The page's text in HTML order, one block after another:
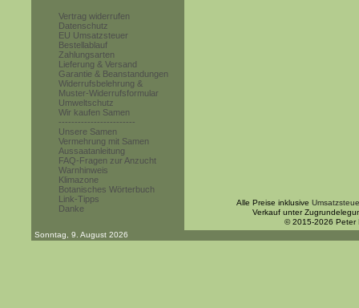
Vertrag widerrufen
Datenschutz
EU Umsatzsteuer
Bestellablauf
Zahlungsarten
Lieferung & Versand
Garantie & Beanstandungen
Widerrufsbelehrung &
Muster-Widerrufsformular
Umweltschutz
Wir kaufen Samen
------------------------
Unsere Samen
Vermehrung mit Samen
Aussaatanleitung
FAQ-Fragen zur Anzucht
Warnhinweis
Klimazone
Botanisches Wörterbuch
Link-Tipps
Danke
Alle Preise inklusive
Verkauf unter
© 2015-2026 Peter
Sonntag, 9. August 2026